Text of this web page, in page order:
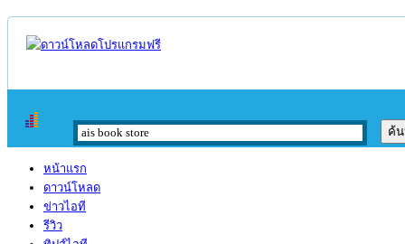
หน้าแรก
ดาวน์โหลด
ข่าวไอที
รีวิว